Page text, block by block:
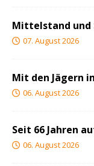
Mittelstand
07. August 2026
Mit den Jägern
06. August 2026
Seit 66 Jahren
06. August 2026